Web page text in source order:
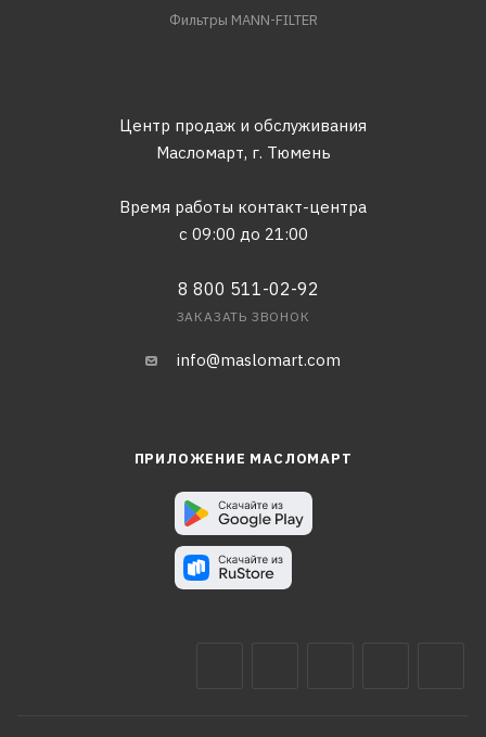
Фильтры MANN-FILTER
Центр продаж и обслуживания
Масломарт, г. Тюмень
Время работы контакт-центра
с 09:00 до 21:00
8 800 511-02-92
ЗАКАЗАТЬ ЗВОНОК
info@maslomart.com
ПРИЛОЖЕНИЕ МАСЛОМАРТ